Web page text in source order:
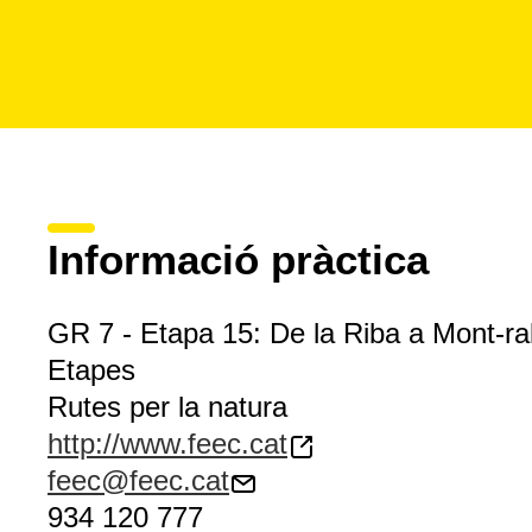
Informació pràctica
GR 7 - Etapa 15: De la Riba a Mont-
Etapes
Rutes per la natura
http://www.feec.cat
feec@feec.cat
934 120 777